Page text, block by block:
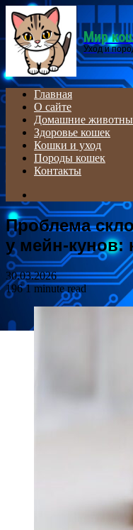
Menu
Мир
Уход и
Главная
О сайте
Домашние
Здоровье кошек
Кошки и уход
Породы кошек
Контакты
for
Проблема
у мейн-кунов:
30.03.2026
1961 minute read